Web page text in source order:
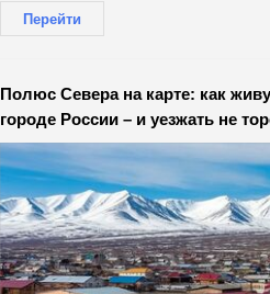
Перейти
Полюс Севера на карте: как
городе России – и уезжать не